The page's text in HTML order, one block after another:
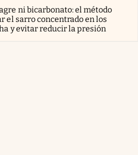
ni bicarbonato: el método
el sarro concentrado en los
y evitar reducir la presión